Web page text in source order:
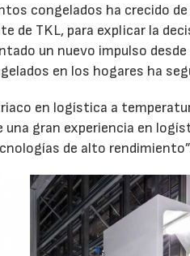
congelados ha crecido
de TKL, para explicar la
un nuevo impulso
en los hogares ha
en logística a
una gran experiencia en
de alto